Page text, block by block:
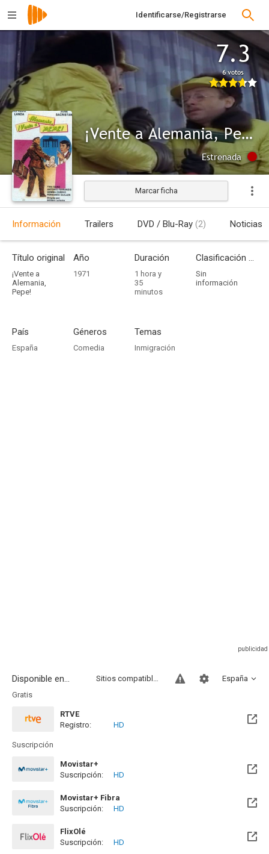
Identificarse/Registrarse
7.3
6 votos
¡Vente a Alemania, Pepe!
Estrenada
Marcar ficha
Información Trailers DVD / Blu-Ray (2) Noticias
Título original
¡Vente a
Alemania,
Pepe!
Año
1971
Duración
1 hora y
35
minutos
Clasificación por edades
Sin
información
País
España
Géneros
Comedia
Temas
Inmigración
Disponible en... España
Sitios compatibles
Gratis
RTVE
Registro:
HD
Suscripción
Movistar+
Disponible hasta el Mié, 30 Sep 2026 (Queda 1 mes)
Suscripción: HD
Movistar+ Fibra
Disponible hasta el Mié, 30 Sep 2026 (Queda 1 mes)
Suscripción: HD
FlixOlé
Suscripción:
HD